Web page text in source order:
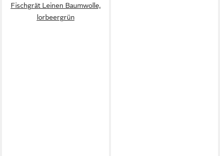
Fischgrät Leinen Baumwolle,
lorbeergrün